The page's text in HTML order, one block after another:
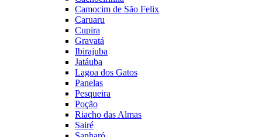
Camocim de São Felix
Caruaru
Cupira
Gravatá
Ibirajuba
Jatáuba
Lagoa dos Gatos
Panelas
Pesqueira
Poção
Riacho das Almas
Sairé